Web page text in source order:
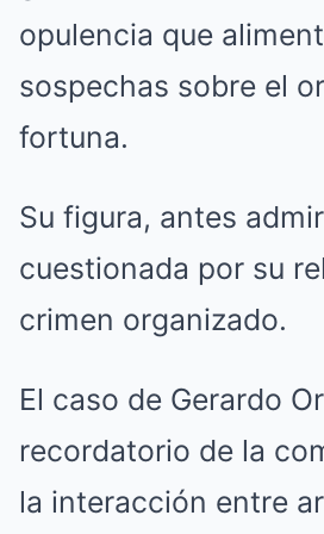
opulencia que
sospechas sobre el
fortuna.
Su figura, antes
cuestionada por su
crimen organizado.
El caso de Gerardo
recordatorio de la
la interacción entre